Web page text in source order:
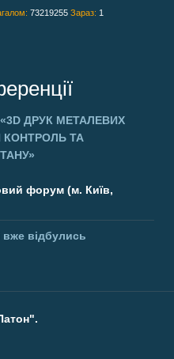
73219255 Зараз: 1
«3D ДРУК МЕТАЛЕВИХ
КОНТРОЛЬ ТА
форум (м. Київ,
вже відбулись